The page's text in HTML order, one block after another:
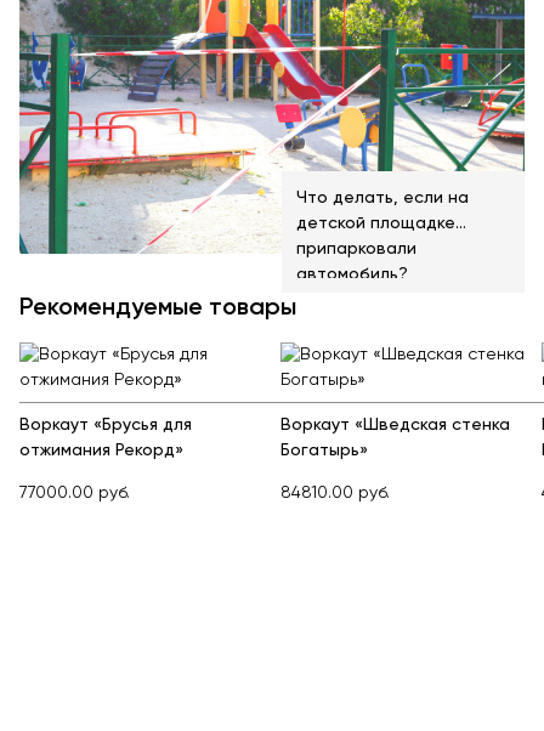
Что делать, если на
детской площадке
припарковали
автомобиль?
Рекомендуемые товары
Воркаут «Брусья для
отжимания Рекорд»
77000.00 руб.
Воркаут «Шведская стенка
Богатырь»
84810.00 руб.